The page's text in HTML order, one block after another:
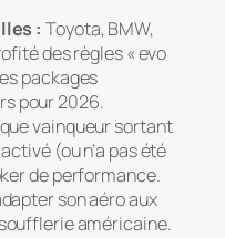
: Toyota, BMW,
des règles « evo
packages
pour 2026.
vainqueur sortant
(ou n’a pas été
de performance.
son aéro aux
américaine.